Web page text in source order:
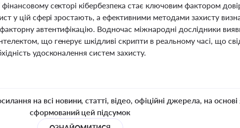
секторі кібербезпека стає ключовим фактором
у цій сфері зростають, а ефективними методами захисту
автентифікацію. Водночас міжнародні дослідники
що генерує шкідливі скрипти в реальному часі, що
удосконалення систем захисту.
на всі новини, статті, відео, офіційні джерела, на основі
сформований цей підсумок